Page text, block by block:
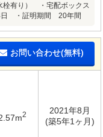
有り） ・宅配ボックス
日 ・証明期間 20年間
お問い合わせ(無料)
2
2021年8月
(築5年1ヶ月)